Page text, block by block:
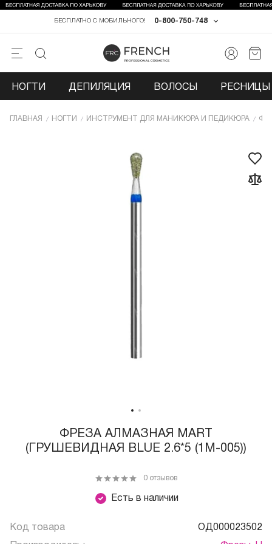
0-800-750-748
БЕСПЛАТНО С МОБИЛЬНОГО!
НОГТИ ДЕПИЛЯЦИЯ ВОЛОСЫ РЕСНИЦЫ
ГЛАВНАЯ НОГТИ ИНCТРУМЕНТ ДЛЯ МАНИКЮРА И ПЕДИКЮРА
ФРЕЗА АЛМАЗНАЯ MART
(ГРУШЕВИДНАЯ BLUE 2.6*5 (1М-005))
Есть в наличии
0 отзывов
Код товара ОД000023502